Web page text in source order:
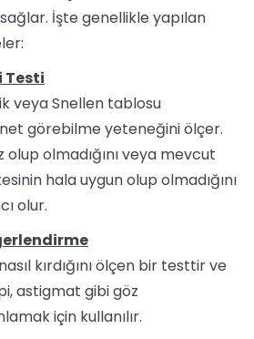
İşte genellikle yapılan
Testi
veya Snellen tablosu
görebilme yeteneğini ölçer.
olup olmadığını veya mevcut
hala uygun olup olmadığını
olur.
kırdığını ölçen bir testtir ve
astigmat gibi göz
için kullanılır.